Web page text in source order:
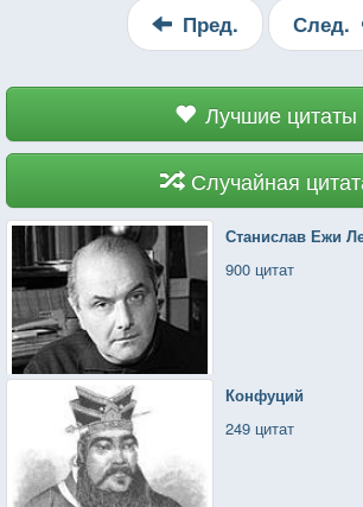
Пред. След.
Лучшие цитаты
Случайная
Станислав Ежи
900 цитат
Конфуций
249 цитат